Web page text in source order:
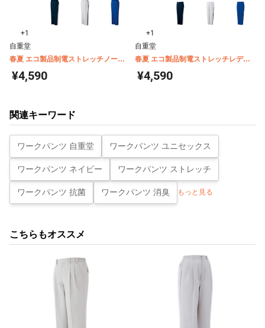
+1
自重堂
春夏 エコ製品制電ストレッチノータ
¥4,590
+1
自重堂
春夏 エコ製品制電ストレッチレディ
¥4,590
関連キーワード
ワークパンツ 自重堂 ワークパンツ ユニセックス
ワークパンツ ネイビー ワークパンツ ストレッチ
ワークパンツ 抗菌 ワークパンツ 消臭 もっと見る
こちらもオススメ